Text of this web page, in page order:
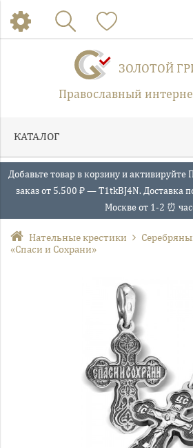
ЗОЛОТОЙ
Православный
КАТАЛОГ
Добавьте товар в корзину и
заказ от 5.500 ₽ — T1tkBJ4N. Доставка
Москве от 1-2 ⏰
Нательные крестики
«Спаси и Сохрани»